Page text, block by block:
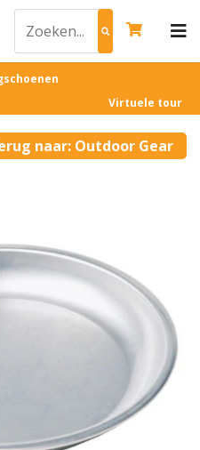
Virtuele tour
naar: Outdoor Gear